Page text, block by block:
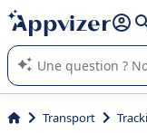
répondre (plusieurs
L'IA de Appvizer vous
logiciel SaaS en
Transport